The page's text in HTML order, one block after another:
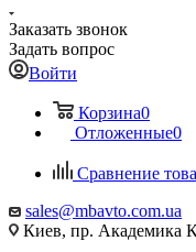
Заказать звонок
Задать вопрос
Войти
Корзина0
Отложенные0
Сравнение
sales@mbavto.com.ua
Киев, пр. Академика